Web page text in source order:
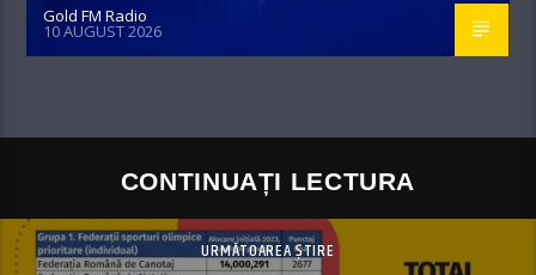
Gold FM Radio
10 AUGUST 2026
CONTINUAȚI LECTURA
URMĂTOAREA ȘTIRE